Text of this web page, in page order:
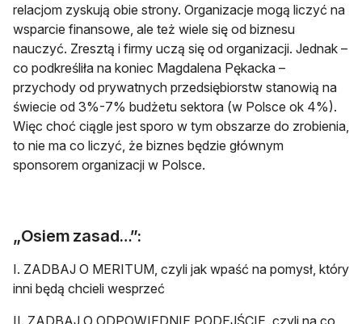
relacjom zyskują obie strony. Organizacje mogą liczyć na
wsparcie finansowe, ale też wiele się od biznesu
nauczyć. Zresztą i firmy uczą się od organizacji. Jednak –
co podkreśliła na koniec Magdalena Pękacka –
przychody od prywatnych przedsiębiorstw stanowią na
świecie od 3%-7% budżetu sektora (w Polsce ok 4%).
Więc choć ciągle jest sporo w tym obszarze do zrobienia,
to nie ma co liczyć, że biznes będzie głównym
sponsorem organizacji w Polsce.
„Osiem zasad…”:
I. ZADBAJ O MERITUM, czyli jak wpaść na pomysł, który
inni będą chcieli wesprzeć
II. ZADBAJ O ODPOWIEDNIE PODEJŚCIE, czyli na co